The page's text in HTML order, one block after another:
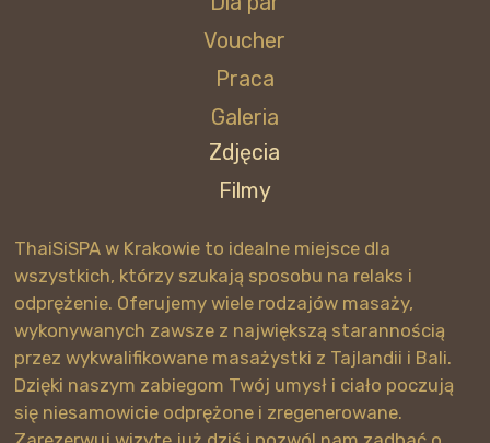
Voucher
Praca
Galeria
Zdjęcia
Filmy
ThaiSiSPA w Krakowie to idealne miejsce dla
wszystkich, którzy szukają sposobu na relaks i
odprężenie. Oferujemy wiele rodzajów masaży,
wykonywanych zawsze z największą starannością
przez wykwalifikowane masażystki z Tajlandii i Bali.
Dzięki naszym zabiegom Twój umysł i ciało poczują
się niesamowicie odprężone i zregenerowane.